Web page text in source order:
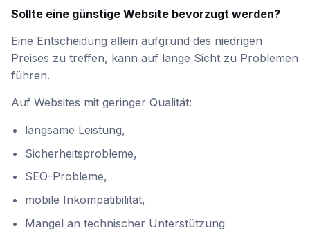
Sollte eine günstige Website bevorzugt werden?
Eine Entscheidung allein aufgrund des niedrigen
Preises zu treffen, kann auf lange Sicht zu Problemen
führen.
Auf Websites mit geringer Qualität:
langsame Leistung,
Sicherheitsprobleme,
SEO-Probleme,
mobile Inkompatibilität,
Mangel an technischer Unterstützung